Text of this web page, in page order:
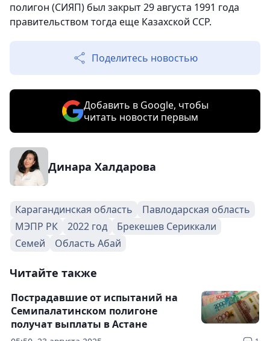
полигон (СИЯП) был закрыт 29 августа 1991 года
правительством тогда еще Казахской ССР.
Поделитесь новостью
Добавить в Google, чтобы
читать новости первым
Динара Халдарова
Карагандинская область
Павлодарская область
МЭПР РК
2022 год
Брекешев Сериккали
Семей
Область Абай
Читайте также
Пострадавшие от испытаний на
Семипалатинском полигоне
получат выплаты в Астане